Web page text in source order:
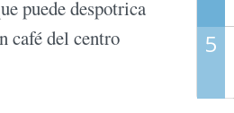
puede despotrica
café del centro
5